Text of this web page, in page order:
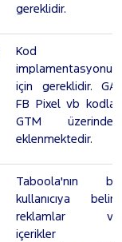
gereklidir.
Kod
implamentasyonu
için gereklidir. GA,
FB Pixel vb kodlar
GTM üzerinden
eklenmektedir.
Taboola'nın bu
kullanıcıya belirli
reklamlar ve
içerikler